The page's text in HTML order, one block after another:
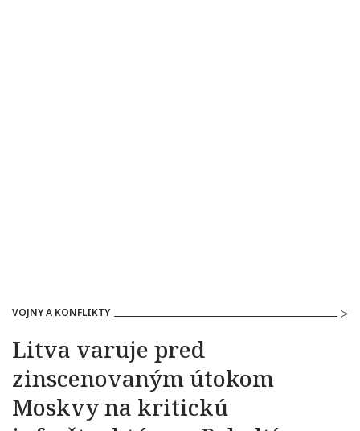
VOJNY A KONFLIKTY
Litva varuje pred
zinscenovaným útokom
Moskvy na kritickú